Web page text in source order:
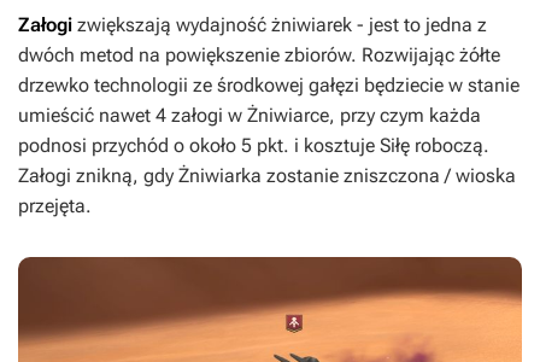
Załogi zwiększają wydajność żniwiarek - jest to jedna z
dwóch metod na powiększenie zbiorów. Rozwijając żółte
drzewko technologii ze środkowej gałęzi będziecie w stanie
umieścić nawet 4 załogi w Żniwiarce, przy czym każda
podnosi przychód o około 5 pkt. i kosztuje Siłę roboczą.
Załogi znikną, gdy Żniwiarka zostanie zniszczona / wioska
przejęta.